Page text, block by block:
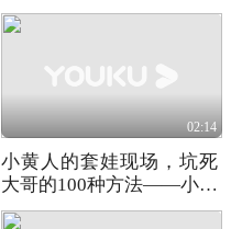
02:14
小黄人的套娃现场，坑死
大哥的100种方法——小黄
人大眼萌03